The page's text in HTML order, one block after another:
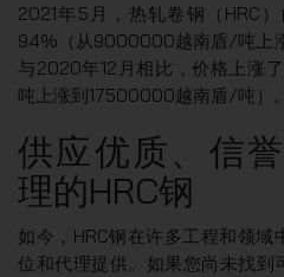
2021年5月，热轧卷钢（HRC
94%（从9000000越南盾/吨上
与2020年12月相比，价格上涨
吨上涨到17500000越南盾/吨）。
供应优质、信
理的HRC钢
如今，HRC钢在许多工程和领
位和代理提供。如果您尚未找到